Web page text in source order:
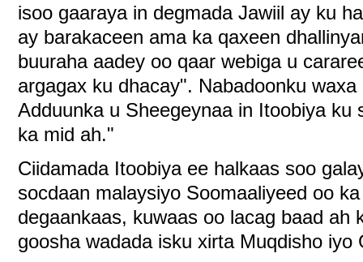
isoo gaaraya in degmada Jawiil ay ku
ay barakaceen ama ka qaxeen
buuraha aadey oo qaar webiga u
argagax ku dhacay". Nabadoonku
Adduunka u Sheegeynaa in Itoobiya ku
ka mid ah."
Ciidamada Itoobiya ee halkaas soo
socdaan malaysiyo Soomaaliyeed oo
degaankaas, kuwaas oo lacag baad ah
goosha wadada isku xirta Muqdisho iyo